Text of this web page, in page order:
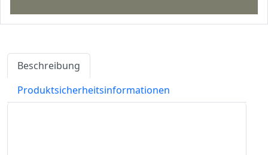
Beschreibung
Produktsicherheitsinformationen